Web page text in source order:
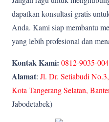
dapatkan konsultasi gratis
Anda. Kami siap membantu
yang lebih profesional dan
Kontak Kami: 0812-9035-
Alamat: Jl. Dr. Setiabudi
Kota Tangerang Selatan,
Jabodetabek)